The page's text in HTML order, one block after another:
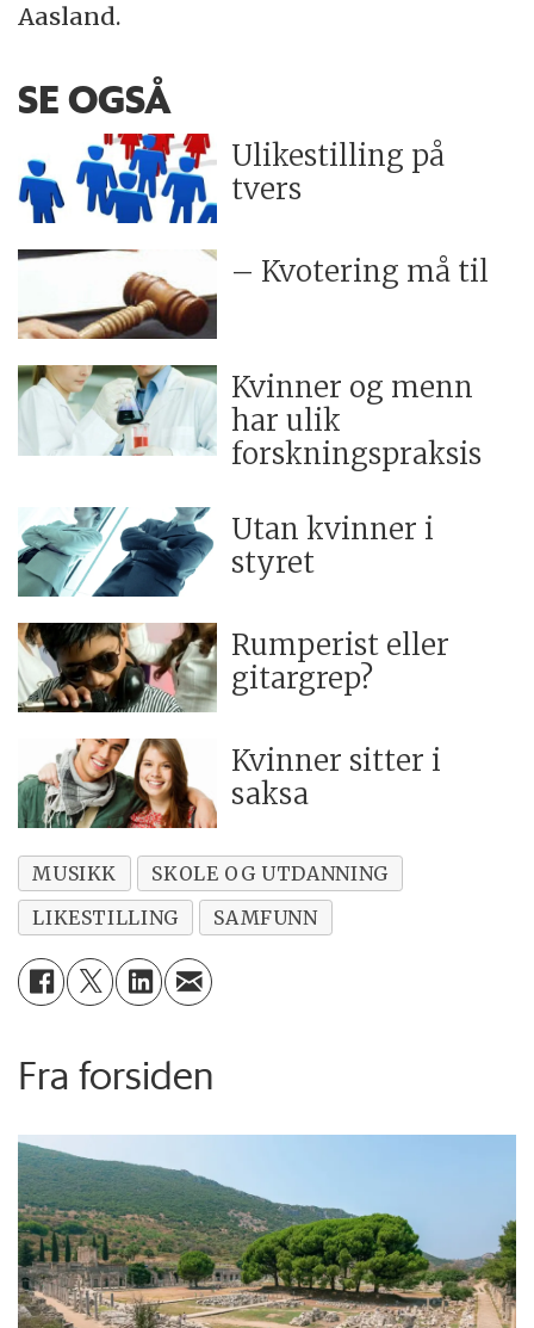
Aasland.
SE OGSÅ
Ulikestilling på
tvers
– Kvotering må til
Kvinner og menn
har ulik
forskningspraksis
Utan kvinner i
styret
Rumperist eller
gitargrep?
Kvinner sitter i
saksa
MUSIKK
SKOLE OG UTDANNING
LIKESTILLING
SAMFUNN
Fra forsiden